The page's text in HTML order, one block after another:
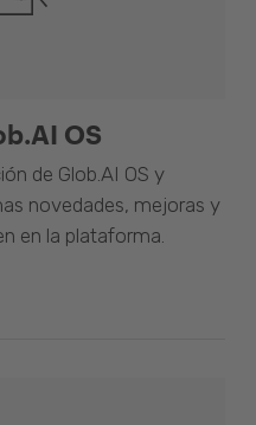
OS
de Glob.AI OS y
novedades, mejoras y
en la plataforma.